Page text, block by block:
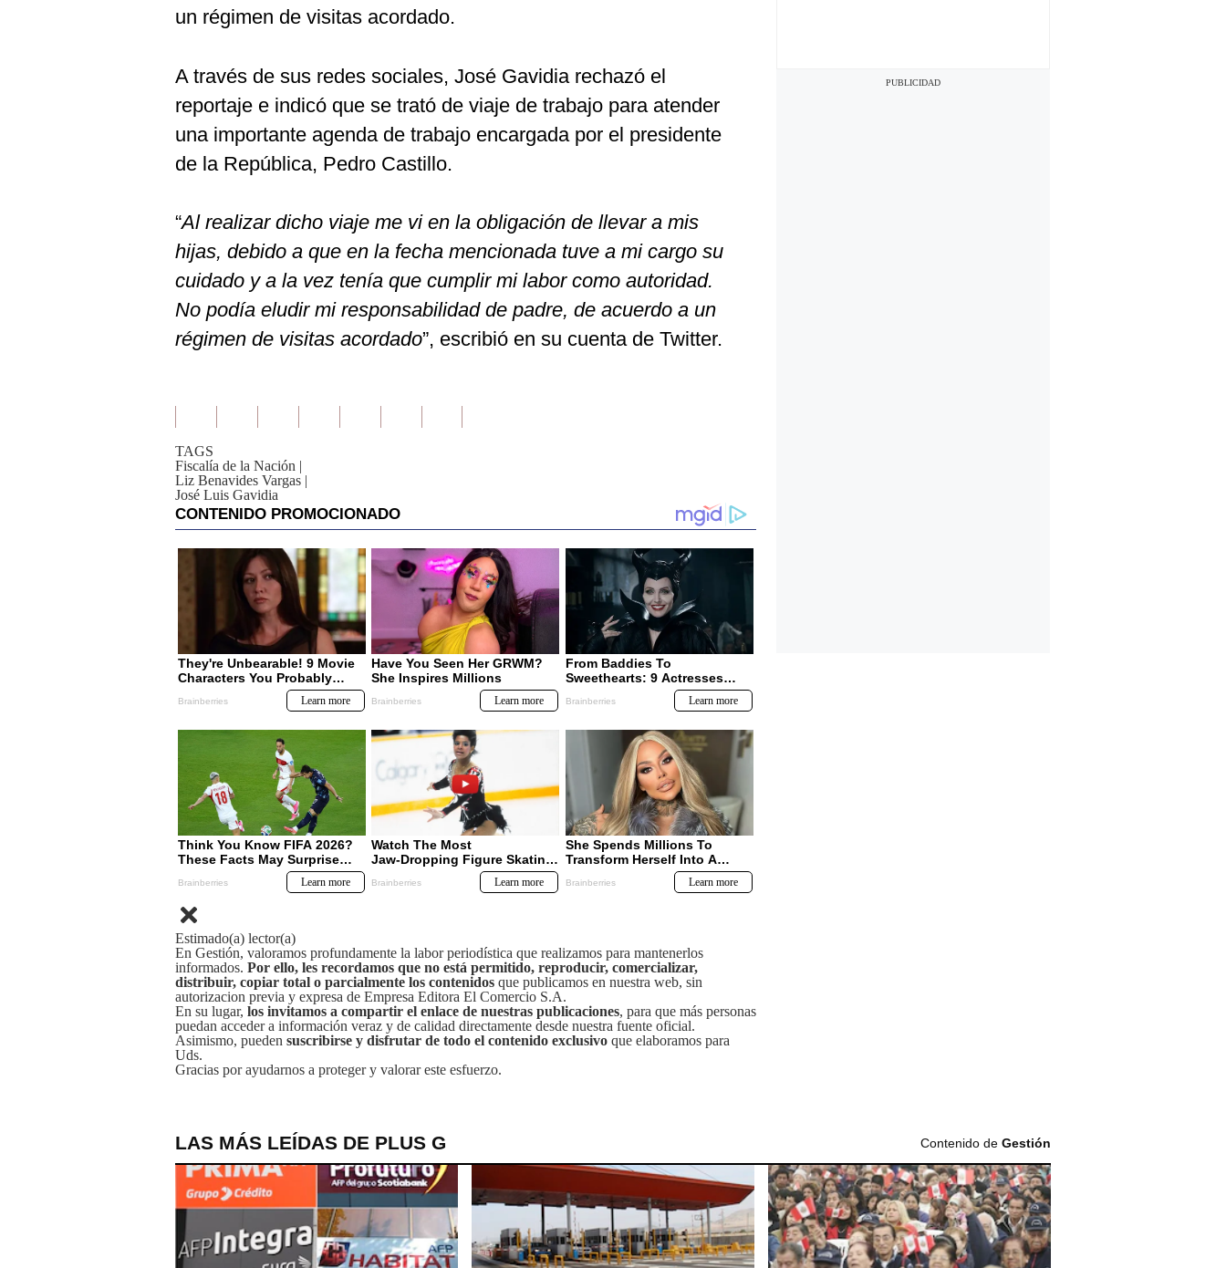
un régimen de visitas acordado.
A través de sus redes sociales, José Gavidia rechazó el
reportaje e indicó que se trató de viaje de trabajo para atender
una importante agenda de trabajo encargada por el presidente
de la República, Pedro Castillo.
“Al realizar dicho viaje me vi en la obligación de llevar a mis
hijas, debido a que en la fecha mencionada tuve a mi cargo su
cuidado y a la vez tenía que cumplir mi labor como autoridad.
No podía eludir mi responsabilidad de padre, de acuerdo a un
régimen de visitas acordado”, escribió en su cuenta de Twitter.
TAGS
Fiscalía de la Nación |
Liz Benavides Vargas |
José Luis Gavidia
Estimado(a) lector(a)
En Gestión, valoramos profundamente la labor periodística que realizamos para mantenerlos
informados. Por ello, les recordamos que no está permitido, reproducir, comercializar,
distribuir, copiar total o parcialmente los contenidos que publicamos en nuestra web, sin
autorizacion previa y expresa de Empresa Editora El Comercio S.A.
En su lugar, los invitamos a compartir el enlace de nuestras publicaciones, para que más personas
puedan acceder a información veraz y de calidad directamente desde nuestra fuente oficial.
Asimismo, pueden suscribirse y disfrutar de todo el contenido exclusivo que elaboramos para
Uds.
Gracias por ayudarnos a proteger y valorar este esfuerzo.
LAS MÁS LEÍDAS DE PLUS G Contenido de Gestión